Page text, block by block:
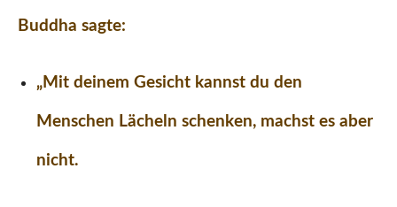
Buddha sagte:
„Mit deinem Gesicht kannst du den
Menschen Lächeln schenken, machst es aber
nicht.